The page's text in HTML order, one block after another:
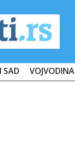
SAD VOJVODINA